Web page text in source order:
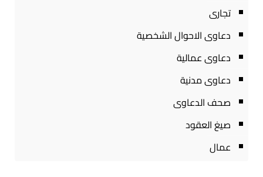
تجارى
دعاوى الاحوال الشخصية
دعاوى عمالية
دعاوى مدنية
صحف الدعاوى
صيغ العقود
عمال